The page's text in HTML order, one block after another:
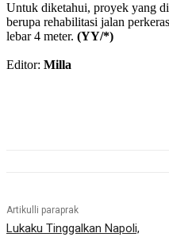
Untuk diketahui, proyek yang
berupa rehabilitasi jalan
lebar 4 meter. (YY/*)
Editor: Milla
Artikulli paraprak
Lukaku Tinggalkan Napoli,